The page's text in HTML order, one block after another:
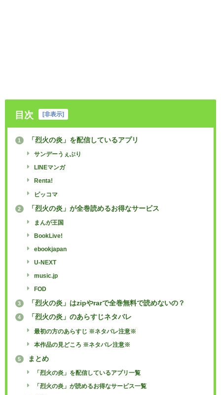
目次 [非表示]
1 「烈火の炎」を配信しているアプリ
サンデーうぇぶり
LINEマンガ
Renta!
ピッコマ
2 「烈火の炎」が全巻読めるお得なサービス
まんが王国
BookLive!
ebookjapan
U-NEXT
music.jp
FOD
3 「烈火の炎」はzipやrarで全巻無料で読めないの？
4 「烈火の炎」のあらすじネタバレ
最初の方のあらすじ ※ネタバレ注意※
本作品の見どころ ※ネタバレ注意※
5 まとめ
「烈火の炎」を配信しているアプリ一覧
「烈火の炎」が読めるお得なサービス一覧